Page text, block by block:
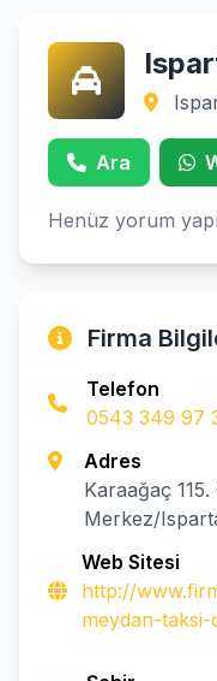
Ara
Henüz yorum
Firma
Telefon
0543 349 97
Adres
Karaağaç
Merkez/
Web Sitesi
http://
meydan-taksi-